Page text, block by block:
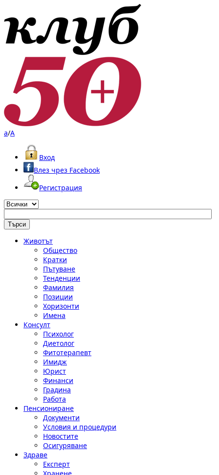
a/A
Вход
Влез чрез Facebook
Регистрация
Животът
Общество
Кратки
Пътуване
Тенденции
Фамилия
Позиции
Хоризонти
Имена
Консулт
Психолог
Диетолог
Фитотерапевт
Имидж
Юрист
Финанси
Градина
Работа
Пенсиониране
Документи
Условия и процедури
Новостите
Осигуряване
Здраве
Експерт